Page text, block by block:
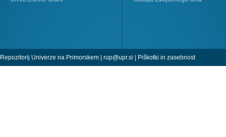
Repozitorij Univerze na Primorskem | rup@upr.si Piškotki in zasebnost